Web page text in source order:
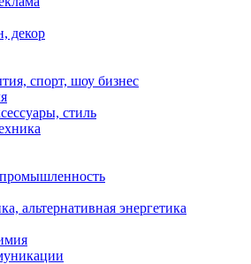
декор
спорт, шоу бизнес
стиль
альтернативная энергетика